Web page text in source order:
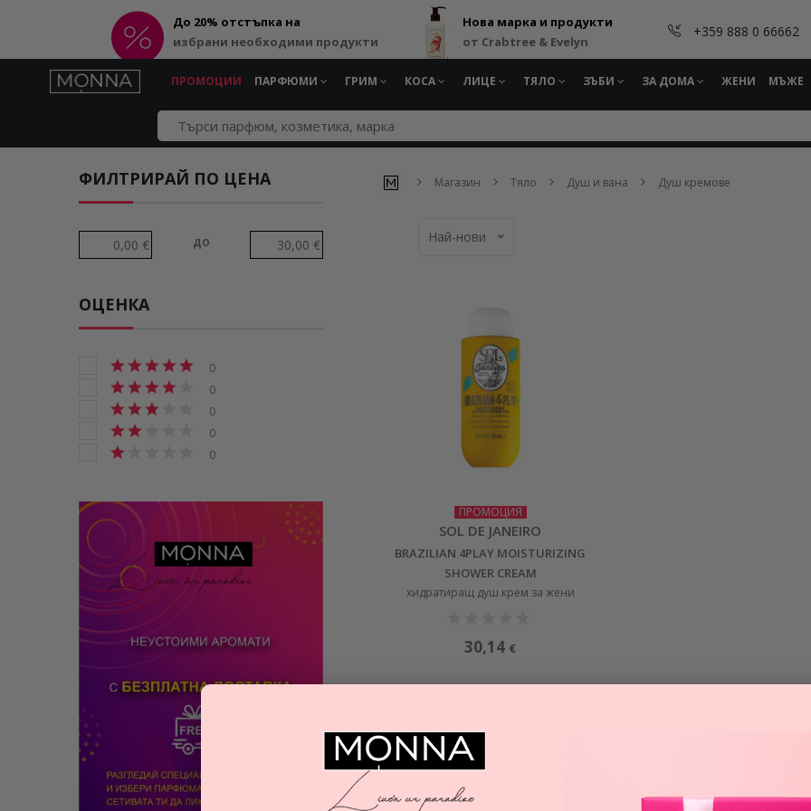
До 20% отстъпка на
избрани необходими продукти
Нова марка и продукти
от Crabtree & Evelyn
+359 888 0 66662
ПРОМОЦИИ ПАРФЮМИ ГРИМ КОСА ЛИЦЕ ТЯЛО ЗЪБИ ЗА ДОМА ЖЕНИ МЪЖЕ
ФИЛТРИРАЙ ПО ЦЕНА
до
ОЦЕНКА
0
0
0
0
0
Магазин Тяло Душ и вана Душ кремове
Най-нови
ПРОМОЦИЯ
SOL DE JANEIRO
BRAZILIAN 4PLAY MOISTURIZING
SHOWER CREAM
хидратиращ душ крем за жени
30,14 €